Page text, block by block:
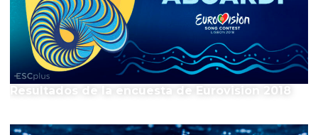
Resultados de la encuesta de Eurovision 2018